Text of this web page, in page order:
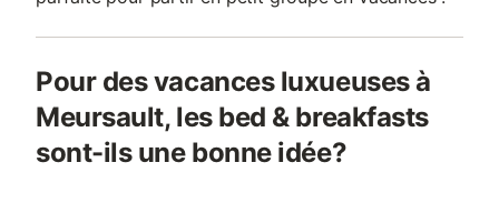
Pour des vacances luxueuses à
Meursault, les bed & breakfasts
sont-ils une bonne idée?